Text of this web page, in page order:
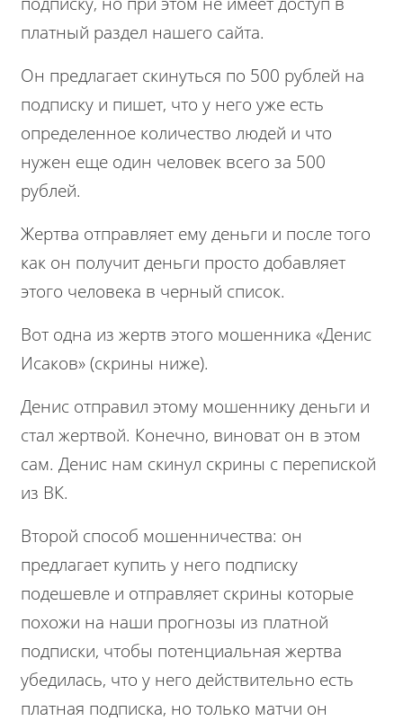
платный раздел нашего сайта.
Он предлагает скинуться по 500 рублей на
подписку и пишет, что у него уже есть
определенное количество людей и что
нужен еще один человек всего за 500
рублей.
Жертва отправляет ему деньги и после того
как он получит деньги просто добавляет
этого человека в черный список.
Вот одна из жертв этого мошенника «Денис
Исаков» (скрины ниже).
Денис отправил этому мошеннику деньги и
стал жертвой. Конечно, виноват он в этом
сам. Денис нам скинул скрины с перепиской
из ВК.
Второй способ мошенничества: он
предлагает купить у него подписку
подешевле и отправляет скрины которые
похожи на наши прогнозы из платной
подписки, чтобы потенциальная жертва
убедилась, что у него действительно есть
платная подписка, но только матчи он